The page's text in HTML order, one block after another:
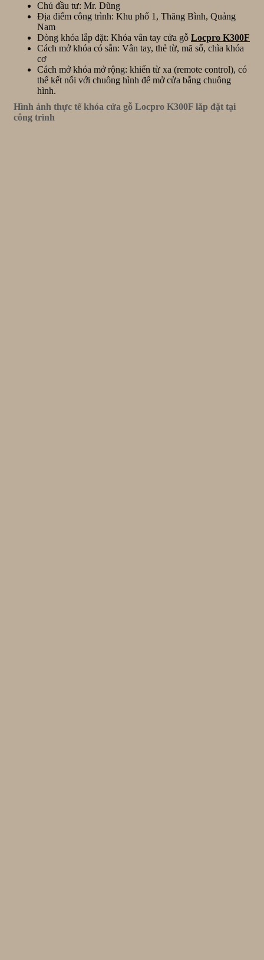
Chủ đầu tư: Mr. Dũng
Địa điểm công trình: Khu phố 1, Thăng Bình, Quảng
Nam
Dòng khóa lắp đặt: Khóa vân tay cửa gỗ Locpro K300F
Cách mở khóa có sẵn: Vân tay, thẻ từ, mã số, chìa khóa
cơ
Cách mở khóa mở rộng: khiển từ xa (remote control), có
thể kết nối với chuông hình để mở cửa bằng chuông
hình.
Hình ảnh thực tế khóa cửa gỗ Locpro K300F lắp đặt tại
công trình